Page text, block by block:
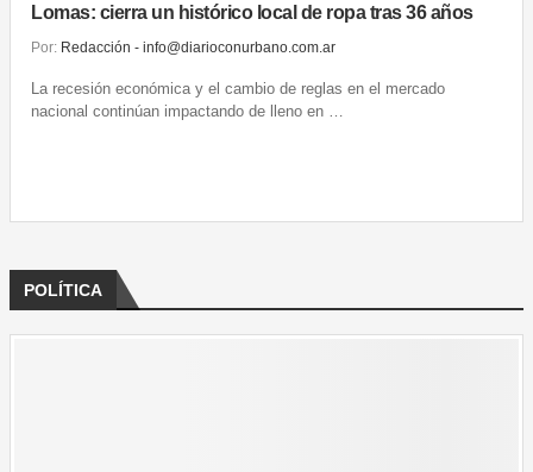
Lomas: cierra un histórico local de ropa tras 36 años
Por: Redacción - info@diarioconurbano.com.ar
La recesión económica y el cambio de reglas en el mercado
nacional continúan impactando de lleno en …
POLÍTICA